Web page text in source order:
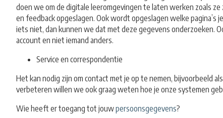
doen we om de digitale leeromgevingen te laten werken zoals
en feedback opgeslagen. Ook wordt opgeslagen welke
iets niet, dan kunnen we dat met deze gegevens onderzoeken.
account en niet iemand anders.
Service en correspondentie
Het kan nodig zijn om contact met je op te nemen, bijvoorbeeld
verbeteren willen we ook graag weten hoe je onze systemen
Wie heeft er toegang tot jouwpersoonsgegevens?